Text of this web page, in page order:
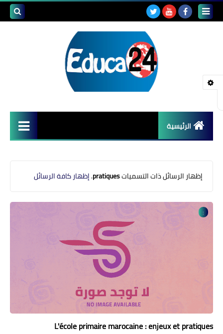
الرئيسية
قضايا تربوية
منوعات إخبارية
مواضيع تربوية
وثائق تربوية
الشؤون الاجتماعية لأسرة
التعليم
‏إظهار الرسائل ذات التسمياتpratiques
.إظهار كافة الرسائل
:
L'école primaire marocaine : enjeux et pratiques